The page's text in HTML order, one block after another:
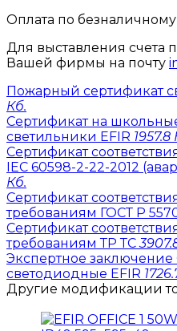
Оплата по безналичному
Для выставления счета
Вашей фирмы на почту
Пожарный сертификат
Кб.
Сертификат на
светильники EFIR 1957.8
Сертификат
IEC 60598-2-22-2012
Кб.
Сертификат
требованиям ГОСТ Р
Сертификат
требованиям ТР ТС
Экспертное
светодиодные EFIR
Другие модификации